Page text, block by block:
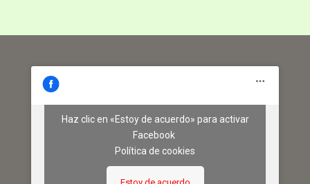
Haz clic en «Estoy de acuerdo» para activar
Facebook
Política de cookies